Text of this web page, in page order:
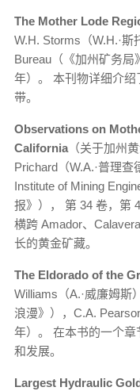
The Mother Lode
W.H. Storms（W.H.·斯
Bureau（《加州矿务局
年）。 本刊物详细介
带。
Observations on
California （关于加州
Prichard（W.A.·普理
Institute of Mining
报》）， 第 34 卷，第
横跨 Amador、
长的黄金矿藏。
The Eldorado of the
Williams（A.·威廉姆斯
浪漫》），C.A.
年）。 在本书的一个
和发展。
Largest Hydraulic